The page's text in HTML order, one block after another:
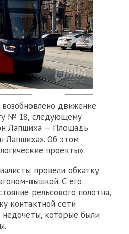
движение
№ 18, следующему
Лапшиха — Площадь
Лапшиха». Об этом
проекты».
провели обкатку
вышкой. С его
рельсового полотна,
контактной сети
которые были